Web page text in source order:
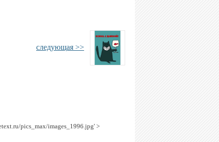
следующая >>
pics_max/images_1996.jpg' >